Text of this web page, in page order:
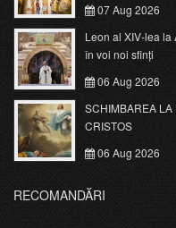
07 Aug 2026
Leon al XIV-lea la
în voi noi sfinți
06 Aug 2026
SCHIMBAREA LA
CRISTOS
06 Aug 2026
RECOMANDĂRI